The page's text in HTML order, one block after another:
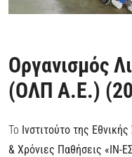
Οργανισμός
(ΟΛΠ Α.Ε.)
Το Ινστιτούτο της
& Χρόνιες Παθήσεις «ΙΝ-